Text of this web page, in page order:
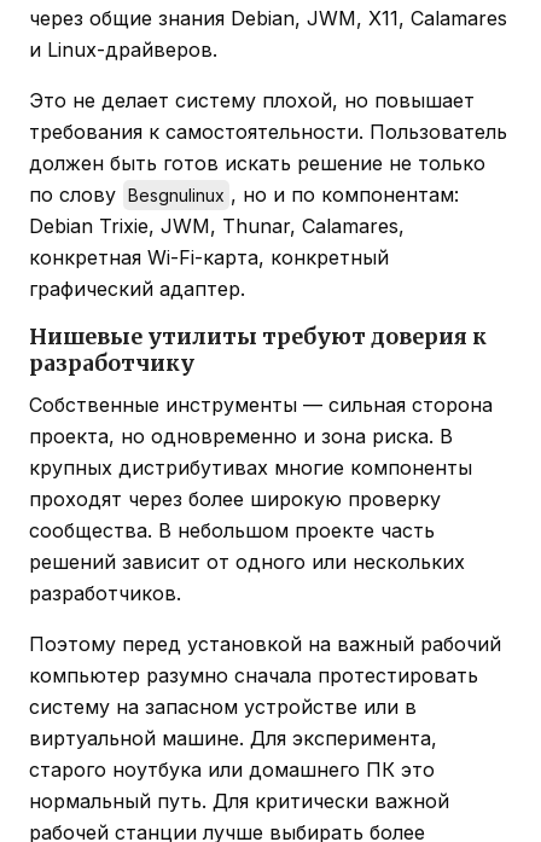
через общие знания Debian, JWM, X11, Calamares
и Linux-драйверов.
Это не делает систему плохой, но повышает
требования к самостоятельности. Пользователь
должен быть готов искать решение не только
по слову Besgnulinux , но и по компонентам:
Debian Trixie, JWM, Thunar, Calamares,
конкретная Wi-Fi-карта, конкретный
графический адаптер.
Нишевые утилиты требуют доверия к
разработчику
Собственные инструменты — сильная сторона
проекта, но одновременно и зона риска. В
крупных дистрибутивах многие компоненты
проходят через более широкую проверку
сообщества. В небольшом проекте часть
решений зависит от одного или нескольких
разработчиков.
Поэтому перед установкой на важный рабочий
компьютер разумно сначала протестировать
систему на запасном устройстве или в
виртуальной машине. Для эксперимента,
старого ноутбука или домашнего ПК это
нормальный путь. Для критически важной
рабочей станции лучше выбирать более